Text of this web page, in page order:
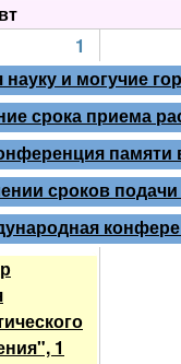
вт
1
науку и могучие
срока приема
памяти
сроков
1